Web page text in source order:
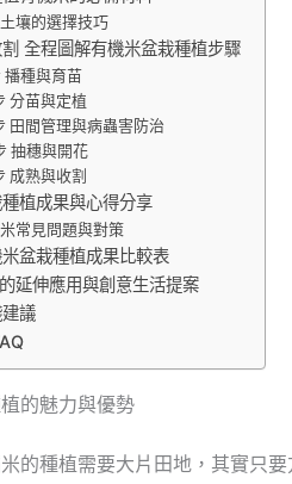
壤的選擇技巧
全程圖解有機米盆栽種植步驟
播種與育苗
分苗與定植
田間管理與病蟲害防治
抽穗與開花
成熟與收割
植成果與心得分享
常見問題與對策
盆栽種植成果比較表
延伸應用與創意生活提案
議
的魅力與優勢
的種植需要大片田地，其實只